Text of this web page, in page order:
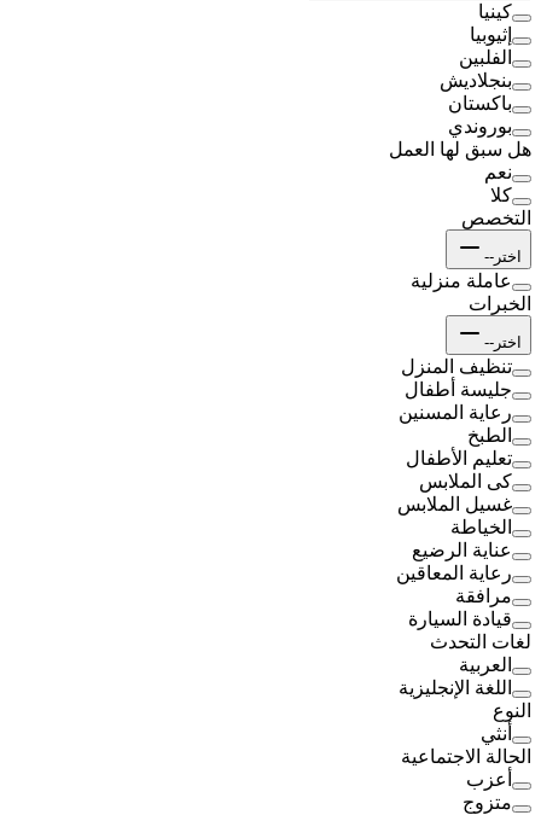
كينيا
إثيوبيا
الفلبين
بنجلاديش
باكستان
بوروندي
هل سبق لها العمل
نعم
كلا
التخصص
اختر--
عاملة منزلية
الخبرات
اختر--
تنظيف المنزل
جليسة أطفال
رعاية المسنين
الطبخ
تعليم الأطفال
كى الملابس
غسيل الملابس
الخياطة
عناية الرضيع
رعاية المعاقين
مرافقة
قيادة السيارة
لغات التحدث
العربية
اللغة الإنجليزية
النوع
أنثي
الحالة الاجتماعية
أعزب
متزوج